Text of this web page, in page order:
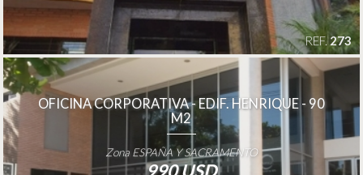
REF. 273
OFICINA CORPORATIVA - EDIF. HENRIQUE - 90
M2
Zona ESPAÑA Y SACRAMENTO